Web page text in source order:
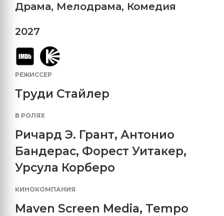
Драма, Мелодрама, Комедия
2027
РЕЖИССЕР
Труди Стайлер
В РОЛЯХ
Ричард Э. Грант, Антонио
Бандерас, Форест Уитакер,
Урсула Корберо
КИНОКОМПАНИЯ
Maven Screen Media, Tempo